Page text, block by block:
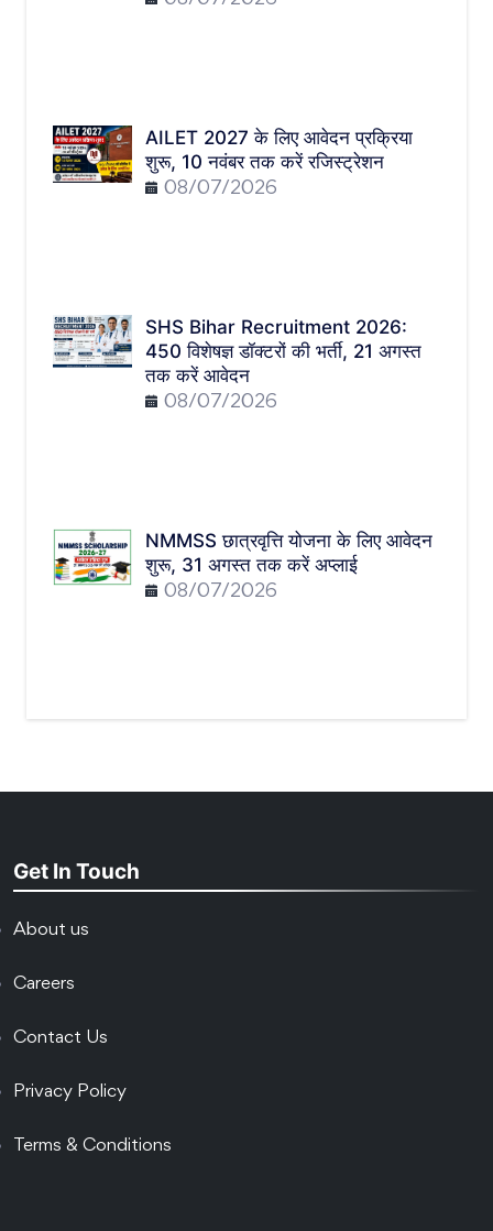
AILET 2027 के लिए आवेदन प्रक्रिया
शुरू, 10 नवंबर तक करें रजिस्ट्रेशन
08/07/2026
SHS Bihar Recruitment 2026:
450 विशेषज्ञ डॉक्टरों की भर्ती, 21 अगस्त
तक करें आवेदन
08/07/2026
NMMSS छात्रवृत्ति योजना के लिए आवेदन
शुरू, 31 अगस्त तक करें अप्लाई
08/07/2026
Get In Touch
About us
Careers
Contact Us
Privacy Policy
Terms & Conditions